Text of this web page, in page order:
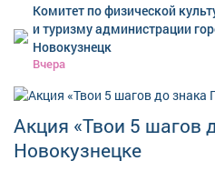
Комитет по физической
и туризму администрации
Новокузнецк
Вчера
Акция «Твои 5 шагов
Новокузнецке